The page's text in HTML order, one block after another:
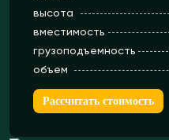
высота
вместимость
грузоподъемность
объем
Рассчитать стоимость